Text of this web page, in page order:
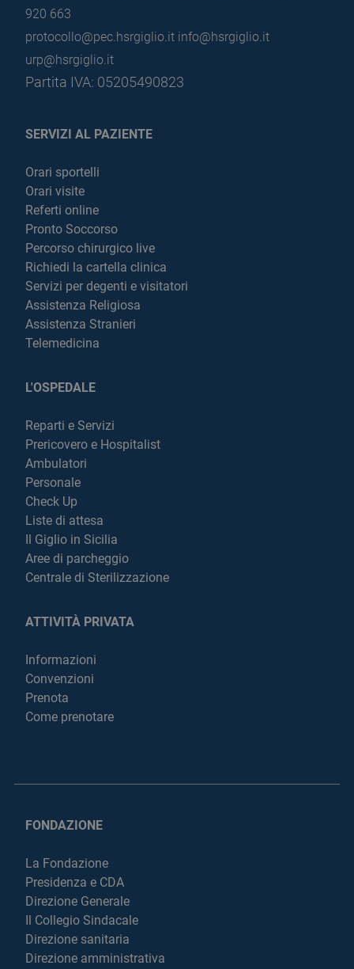
920 663
protocollo@pec.hsrgiglio.it info@hsrgiglio.it
urp@hsrgiglio.it
Partita IVA: 05205490823
SERVIZI AL PAZIENTE
Orari sportelli
Orari visite
Referti online
Pronto Soccorso
Percorso chirurgico live
Richiedi la cartella clinica
Servizi per degenti e visitatori
Assistenza Religiosa
Assistenza Stranieri
Telemedicina
L'OSPEDALE
Reparti e Servizi
Prericovero e Hospitalist
Ambulatori
Personale
Check Up
Liste di attesa
Il Giglio in Sicilia
Aree di parcheggio
Centrale di Sterilizzazione
ATTIVITÀ PRIVATA
Informazioni
Convenzioni
Prenota
Come prenotare
FONDAZIONE
La Fondazione
Presidenza e CDA
Direzione Generale
Il Collegio Sindacale
Direzione sanitaria
Direzione amministrativa